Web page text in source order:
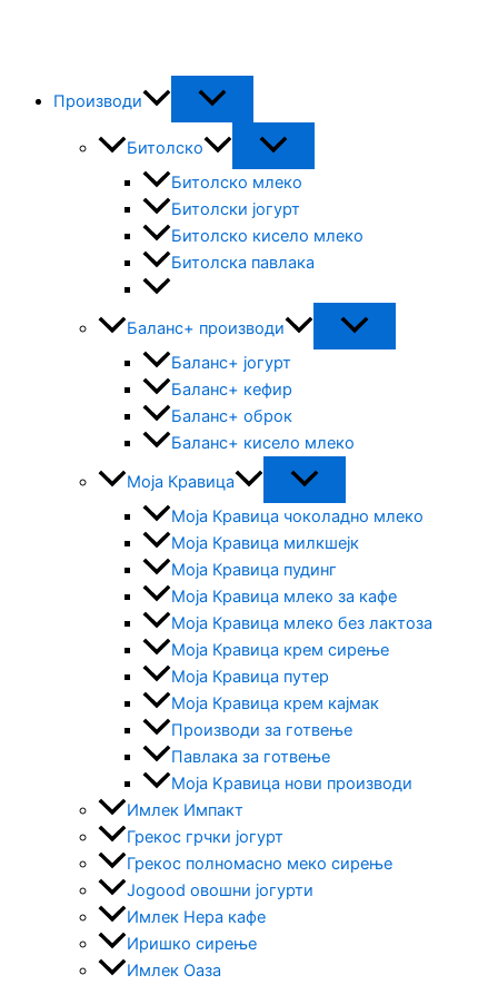
Производи
Битолско
Битолско млеко
Битолски јогурт
Битолско кисело млеко
Битолска павлака
Баланс+ производи
Баланс+ јогурт
Баланс+ кефир
Баланс+ оброк
Баланс+ кисело млеко
Моја Кравица
Моја Кравица чоколадно млеко
Моја Кравица милкшејк
Моја Кравица пудинг
Моја Кравица млеко за кафе
Моја Кравица млеко без лактоза
Моја Кравица крем сирење
Моја Кравица путер
Моја Кравица крем кајмак
Производи за готвење
Павлака за готвење
Моја Kравица нови производи
Имлек Импакт
Грекос грчки јогурт
Грекос полномасно меко сирење
Jogood овошни јогурти
Имлек Нера кафе
Иришко сирење
Имлек Оаза